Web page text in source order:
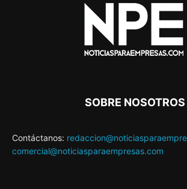
SOBRE NOSOTROS
Contáctanos:
comercial@noticiasparaempresas.com